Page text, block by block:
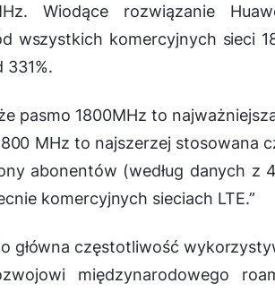
Wiodące rozwiązanie
wszystkich komercyjnych sieci
pasmo 1800MHz to
MHz to najszerzej stosowana
abonentów (według danych z
komercyjnych sieciach LTE.”
główna częstotliwość
międzynarodowego